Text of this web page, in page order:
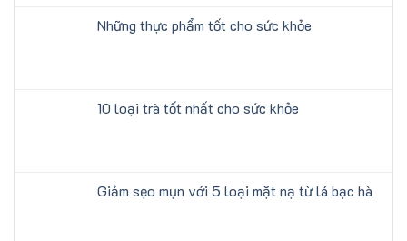
Những thực phẩm tốt cho sức khỏe
10 loại trà tốt nhất cho sức khỏe
Giảm sẹo mụn với 5 loại mặt nạ từ lá bạc hà